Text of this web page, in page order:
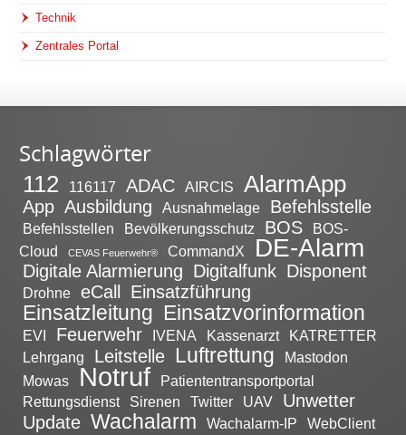
Technik
Zentrales Portal
Schlagwörter
112 116117 ADAC AIRCIS AlarmApp
App Ausbildung Ausnahmelage Befehlsstelle
Befehlsstellen Bevölkerungsschutz BOS
BOS-
Cloud
CEVAS Feuerwehr® CommandX DE-Alarm
Digitale Alarmierung Digitalfunk Disponent
Drohne eCall Einsatzführung
Einsatzleitung Einsatzvorinformation
EVI Feuerwehr IVENA Kassenarzt
KATRETTER
Lehrgang
Leitstelle Luftrettung
Mastodon
Mowas
Notruf
Patiententransportportal
Rettungsdienst
Sirenen Twitter UAV
Unwetter
Update Wachalarm Wachalarm-IP WebClient